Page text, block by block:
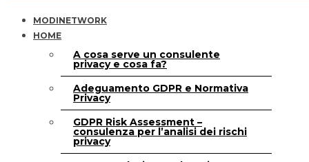
MODINETWORK
HOME
A cosa serve un consulente
privacy e cosa fa?
Adeguamento GDPR e Normativa
Privacy
GDPR Risk Assessment –
consulenza per l’analisi dei rischi
privacy